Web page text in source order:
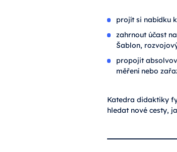
projít si nabídku
zahrnout účast
Šablon,
propojit
měření nebo
Katedra didaktiky
hledat nové cesty,